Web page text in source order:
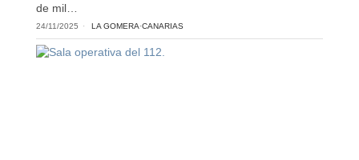
de mil…
24/11/2025 LA GOMERA·CANARIAS